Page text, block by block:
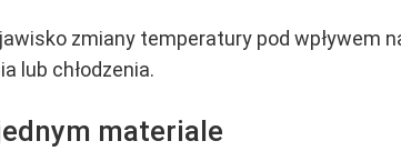
zmiany temperatury pod wpływem
lub chłodzenia.
materiale